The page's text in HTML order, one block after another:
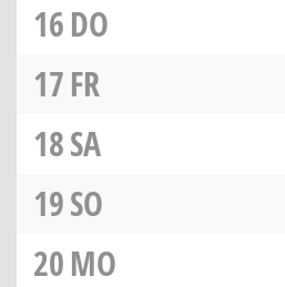
16DO
17FR
18SA
19SO
20MO